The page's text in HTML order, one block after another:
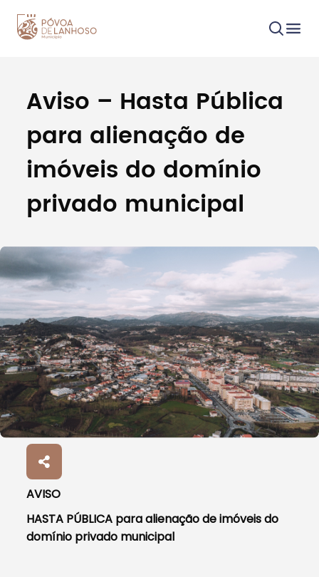
Procurar
Tipo de conteúdo
Filtros
Aviso – Hasta Pública
para alienação de
imóveis do domínio
privado municipal
AVISO
HASTA PÚBLICA para alienação de imóveis do
domínio privado municipal